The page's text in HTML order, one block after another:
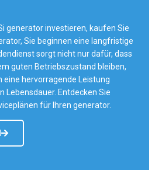
generator investieren, kaufen Sie
Sie beginnen eine langfristige
sorgt nicht nur dafür, dass
guten Betriebszustand bleiben,
eine hervorragende Leistung
Lebensdauer. Entdecken Sie
für Ihren generator.